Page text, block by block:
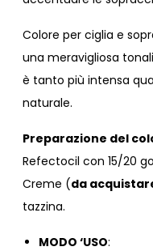
Colore per ciglia e
una meravigliosa
è tanto più intensa
naturale.
Preparazione del
Refectocil con 15/20
Creme (da
tazzina.
MODO ‘USO: